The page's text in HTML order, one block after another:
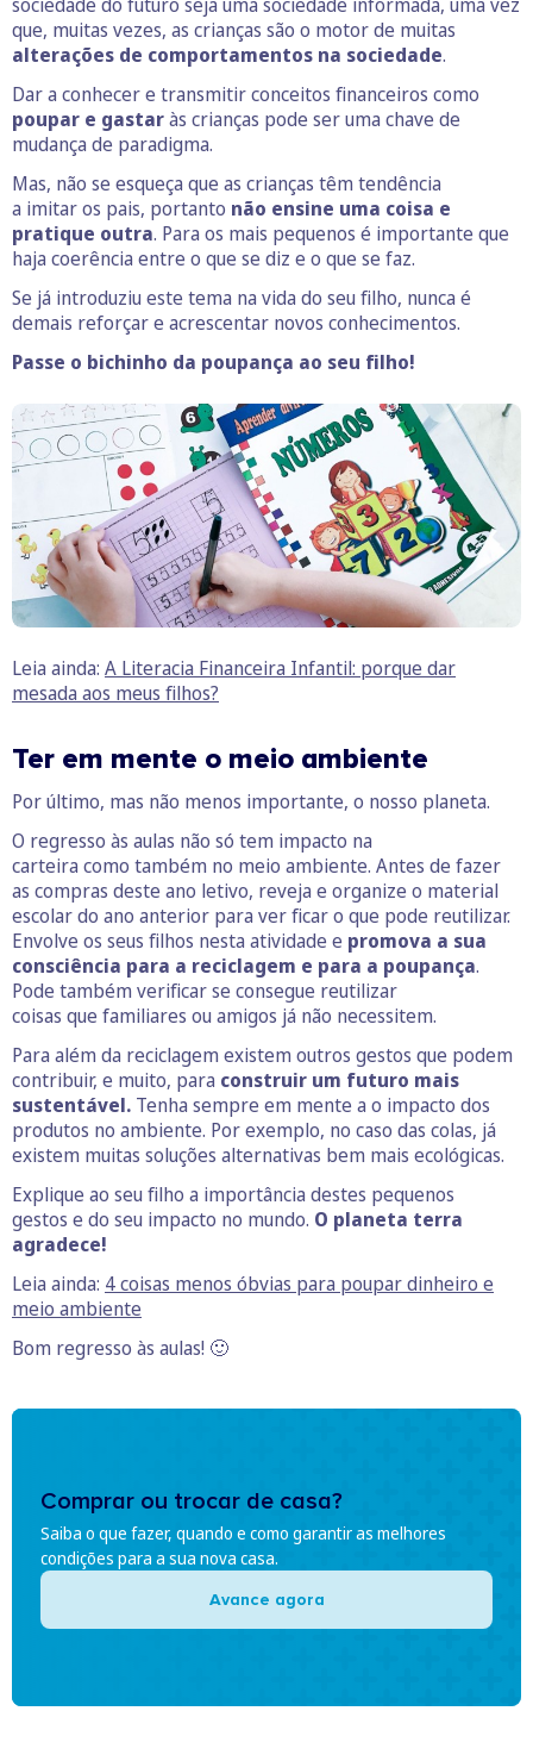
sociedade do futuro seja uma sociedade informada, uma vez
que, muitas vezes, as crianças são o motor de muitas
alterações de comportamentos na sociedade.
Dar a conhecer e transmitir conceitos financeiros como
poupar e gastaràs crianças pode ser uma chave de
mudança de paradigma.
Mas, não se esqueça que as crianças têm tendência
a imitar os pais, portanto não ensine uma coisa e
pratique outra. Para os mais pequenos é importante que
haja coerência entre o que se diz e o que se faz.
Se já introduziu este tema na vida do seu filho, nunca é
demais reforçar e acrescentar novos conhecimentos.
Passe o bichinho da poupança ao seu filho!
Leia ainda: A Literacia Financeira Infantil: porque dar
mesada aos meus filhos?
Ter em mente o meio ambiente
Por último, mas não menos importante, o nosso planeta.
O regresso às aulas não só tem impacto na
carteira como também no meio ambiente. Antes de fazer
as compras deste ano letivo, reveja e organize o material
escolar do ano anterior para ver ficar o que pode reutilizar.
Envolve os seus filhos nesta atividade e promova a sua
consciência para a reciclagem e para a poupança.
Pode também verificar se consegue reutilizar
coisas que familiares ou amigos já não necessitem.
Para além da reciclagem existem outros gestos que podem
contribuir, e muito, para construir um futuro mais
sustentável. Tenha sempre em mente a o impacto dos
produtos no ambiente. Por exemplo, no caso das colas, já
existem muitas soluções alternativas bem mais ecológicas.
Explique ao seu filho a importância destes pequenos
gestos e do seu impacto no mundo. O planeta terra
agradece!
Leia ainda: 4 coisas menos óbvias para poupar dinheiro e
meio ambiente
Bom regresso às aulas! 🙂
Comprar ou trocar de casa?
Saiba o que fazer, quando e como garantir as melhores
condições para a sua nova casa.
Avance agora